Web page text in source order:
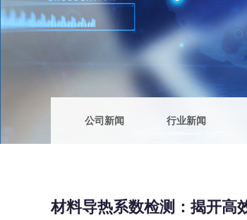
轻工产品
制药医疗
建筑材料
农副产品
专项服务
公司新闻
行业新闻
材料导热系数检测：揭开高